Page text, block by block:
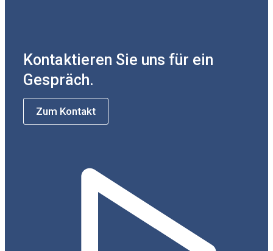
Kontaktieren Sie uns für ein
Gespräch.
Zum Kontakt